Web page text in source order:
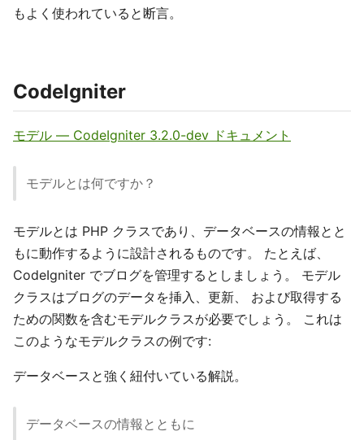
もよく使われていると断言。
CodeIgniter
モデル — CodeIgniter 3.2.0-dev ドキュメント
モデルとは何ですか？
モデルとは PHP クラスであり、データベースの情報とと
もに動作するように設計されるものです。 たとえば、
CodeIgniter でブログを管理するとしましょう。 モデル
クラスはブログのデータを挿入、更新、 および取得する
ための関数を含むモデルクラスが必要でしょう。 これは
このようなモデルクラスの例です:
データベースと強く紐付いている解説。
データベースの情報とともに